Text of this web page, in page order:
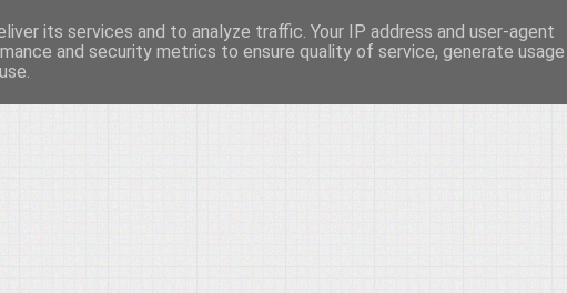
πολιτισμό, σε κάθε του μορφή και έκταση...
its services and to analyze traffic. Your IP address and user-agent
and security metrics to ensure quality of service, generate usage